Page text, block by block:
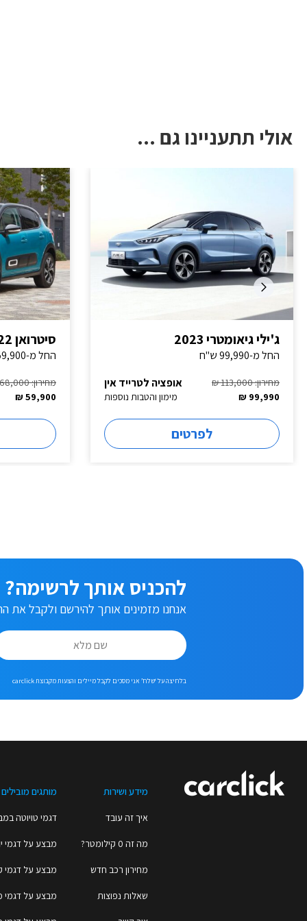
אולי תתעניינו גם ...
ג'ילי גיאומטרי 2023
החל מ-99,990 ש"ח
אופציה לטרייד אין
מחירון: 113,000 ₪
מימון והטבות נוספות
99,990 ₪
לפרטים
סיטרואן C3 2022
החל מ-59,900 ש"ח
מחירון: 68,000 ₪
59,900 ₪
להכניס אותך לרשימה?
אנחנו מזמינים אותך להירשם ולקבל את
בלחיצה על ‘שלח’ אני מסכים לקבל מיילים והצעות מקבוצת carclick
מידע ושירות
איך זה עובד
מה זה 0 קילומטר?
מחירון רכב חדש
שאלות נפוצות
מותגים מובילים
דגמי טויוטה
מבצע על דגמי
מבצע על דגמי
מבצע על דגמי